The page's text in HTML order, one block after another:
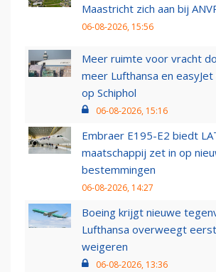
Maastricht zich aan bij
06-08-2026, 15:56
Meer ruimte voor vracht
meer Lufthansa en
op Schiphol
06-08-2026, 15:16
Embraer E195-E2 biedt
maatschappij zet in op
bestemmingen
06-08-2026, 14:27
Boeing krijgt nieuwe
Lufthansa overweegt
weigeren
06-08-2026, 13:36